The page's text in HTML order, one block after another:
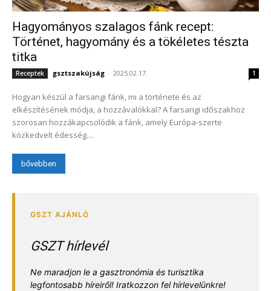
Hagyományos szalagos fánk recept:
Történet, hagyomány és a tökéletes tészta
titka
Receptek gsztszakújság - 2025.02.17. 1
Hogyan készül a farsangi fánk, mi a története és az
elkészítésének módja, a hozzávalókkal? A farsangi időszakhoz
szorosan hozzákapcsolódik a fánk, amely Európa-szerte
közkedvelt édesség....
bővebben
GSZT hírlevél
Ne maradjon le a gasztronómia és turisztika
legfontosabb híreiről! Iratkozzon fel hírlevelünkre!